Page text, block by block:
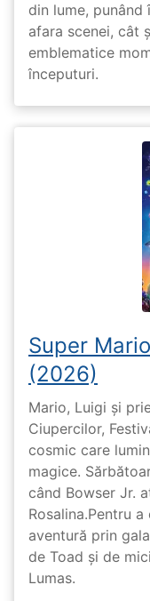
din lume,
afara scenei, cât
emblematice
începuturi.
Super
(2026)
Mario, Luigi și
Ciupercilor,
cosmic care
magice.
când Bowser Jr.
Rosalina.Pentru
aventură prin
de Toad și de
Lumas.